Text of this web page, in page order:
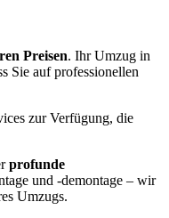
Preisen. Ihr Umzug in
Sie auf professionellen
zur Verfügung, die
profunde
und -demontage – wir
Umzugs.